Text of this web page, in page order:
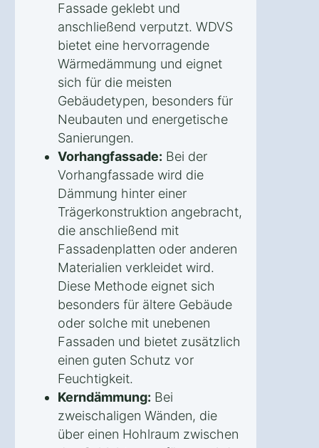
Fassade geklebt und
anschließend verputzt. WDVS
bietet eine hervorragende
Wärmedämmung und eignet
sich für die meisten
Gebäudetypen, besonders für
Neubauten und energetische
Sanierungen.
Vorhangfassade: Bei der
Vorhangfassade wird die
Dämmung hinter einer
Trägerkonstruktion angebracht,
die anschließend mit
Fassadenplatten oder anderen
Materialien verkleidet wird.
Diese Methode eignet sich
besonders für ältere Gebäude
oder solche mit unebenen
Fassaden und bietet zusätzlich
einen guten Schutz vor
Feuchtigkeit.
Kerndämmung: Bei
zweischaligen Wänden, die
über einen Hohlraum zwischen